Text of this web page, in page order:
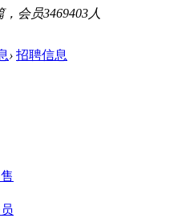
会员3469403人
› 招聘信息